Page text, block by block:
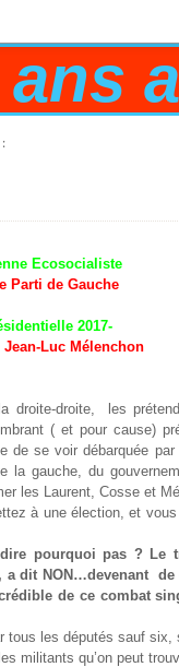
Ecosocialiste
Parti de Gauche
2017-
Luc Mélenchon
droite-droite, les
( et pour cause)
se voir débarquée par
la gauche, du
les Laurent, Cosse et
à une élection, et
pourquoi pas ? Le
a dit NON…devenant de
de ce combat
tous les députés sauf
militants qu’on peut